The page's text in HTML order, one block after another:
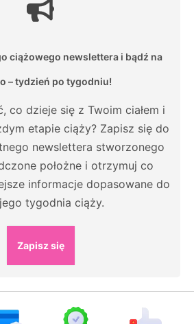
ciążowego newslettera i bądź na
– tydzień po tygodniu!
co dzieje się z Twoim ciałem i
etapie ciąży? Zapisz się do
newslettera stworzonego
położne i otrzymuj co
informacje dopasowane do
tygodnia ciąży.
Zapisz się